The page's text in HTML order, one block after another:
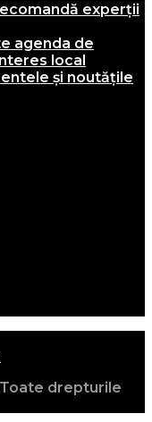
experții
agenda de
local
și noutățile
Toate drepturile